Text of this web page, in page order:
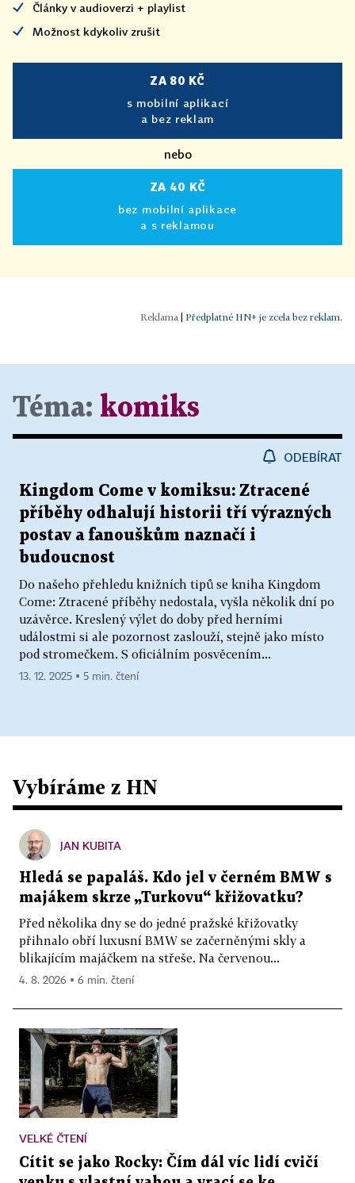
Články v audioverzi + playlist
Možnost kdykoliv zrušit
ZA 80 KČ
s mobilní aplikací
a bez reklam
nebo
ZA 40 KČ
bez mobilní aplikace
a s reklamou
Předplatné HN+ je zcela bez reklam.
Téma: komiks
ODEBÍRAT
Kingdom Come v komiksu: Ztracené
příběhy odhalují historii tří výrazných
postav a fanouškům naznačí i
budoucnost
Do našeho přehledu knižních tipů se kniha Kingdom
Come: Ztracené příběhy nedostala, vyšla několik dní po
uzávěrce. Kreslený výlet do doby před herními
událostmi si ale pozornost zaslouží, stejně jako místo
pod stromečkem. S oficiálním posvěcením...
13. 12. 2025 ▪ 5 min. čtení
Vybíráme z HN
JAN KUBITA
Hledá se papaláš. Kdo jel v černém BMW s
majákem skrze „Turkovu“ křižovatku?
Před několika dny se do jedné pražské křižovatky
přihnalo obří luxusní BMW se začerněnými skly a
blikajícím majáčkem na střeše. Na červenou...
4. 8. 2026 ▪ 6 min. čtení
VELKÉ ČTENÍ
Cítit se jako Rocky: Čím dál víc lidí cvičí